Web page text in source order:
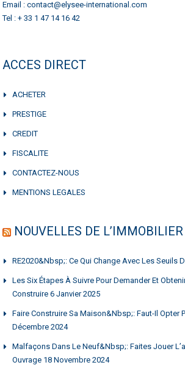
Email : contact@elysee-international.com
Tel : + 33 1 47 14 16 42
ACCES DIRECT
ACHETER
PRESTIGE
CREDIT
FISCALITE
CONTACTEZ-NOUS
MENTIONS LEGALES
NOUVELLES DE
RE2020&nbsp;: Ce Qui Change Avec Les Seuils
Les Six Étapes À Suivre Pour Demander Et
Construire 6 Janvier 2025
Faire Construire Sa Maison&nbsp;: Faut-Il Opter
Décembre 2024
Malfaçons Dans Le Neuf&nbsp;: Faites Jouer
Ouvrage 18 Novembre 2024